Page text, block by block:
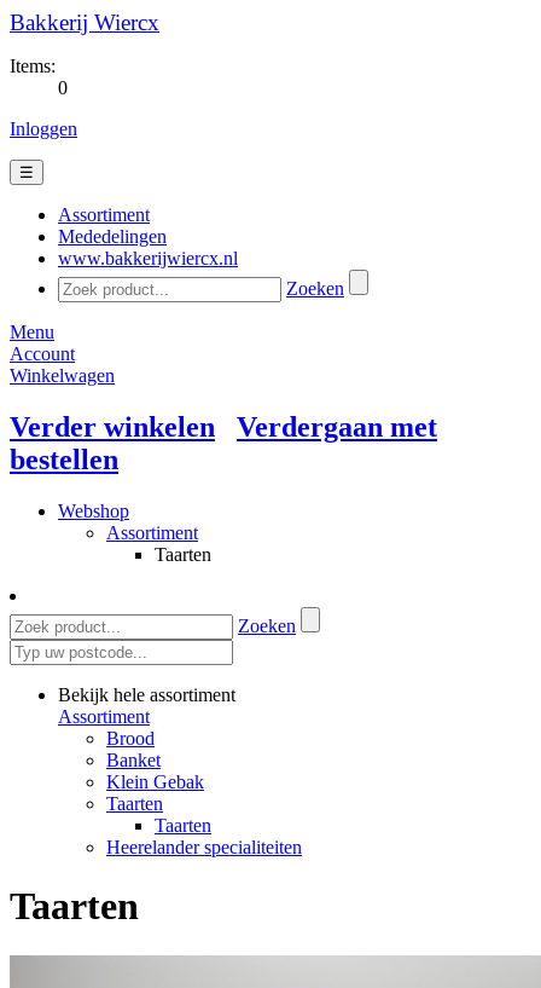
Bakkerij Wiercx
Items:
0
Inloggen
☰
Assortiment
Mededelingen
www.bakkerijwiercx.nl
Zoeken
Menu
Account
Winkelwagen
Verder winkelen
Verdergaan met
bestellen
Webshop
Assortiment
Taarten
Zoeken
Bekijk hele assortiment
Assortiment
Brood
Banket
Klein Gebak
Taarten
Taarten
Heerelander specialiteiten
Taarten